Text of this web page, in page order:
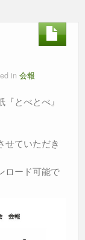
in 会報
とべとべ』
せていただき
ロード可能で